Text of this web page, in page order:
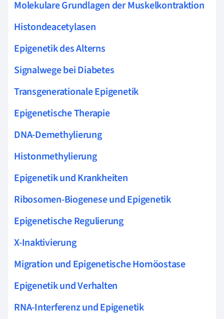
Molekulare Grundlagen der Muskelkontraktion
Histondeacetylasen
Epigenetik des Alterns
Signalwege bei Diabetes
Transgenerationale Epigenetik
Epigenetische Therapie
DNA-Demethylierung
Histonmethylierung
Epigenetik und Krankheiten
Ribosomen-Biogenese und Epigenetik
Epigenetische Regulierung
X-Inaktivierung
Migration und Epigenetische Homöostase
Epigenetik und Verhalten
RNA-Interferenz und Epigenetik